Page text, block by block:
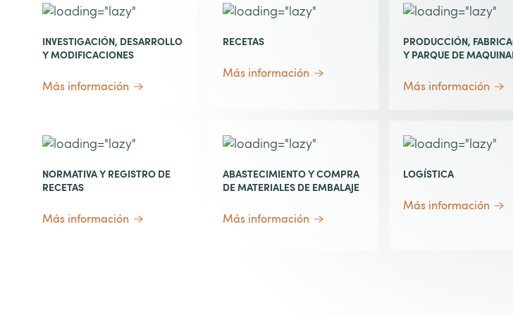
INVESTIGACIÓN, DESARROLLO
Y MODIFICACIONES
Más información
RECETAS
Más información
PRODUCCIÓN,
Y PARQUE DE
Más información
NORMATIVA Y REGISTRO DE
RECETAS
Más información
ABASTECIMIENTO Y COMPRA
DE MATERIALES DE EMBALAJE
Más información
LOGÍSTICA
Más información